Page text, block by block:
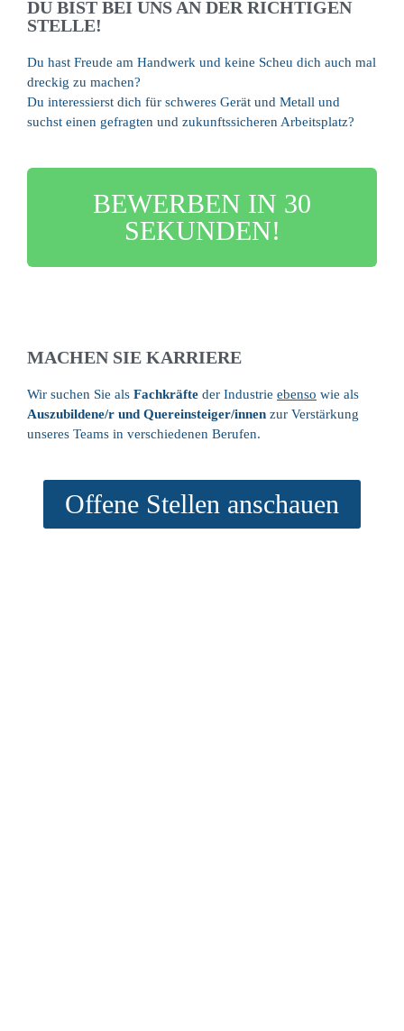
DU BIST BEI UNS AN DER RICHTIGEN
STELLE!
Du hast Freude am Handwerk und keine Scheu dich auch mal
dreckig zu machen?
Du interessierst dich für schweres Gerät und Metall und
suchst einen gefragten und zukunftssicheren Arbeitsplatz?
BEWERBEN IN 30
SEKUNDEN!
MACHEN SIE KARRIERE
Wir suchen Sie als Fachkräfte der Industrie ebenso wie als
Auszubildene/r und Quereinsteiger/innen zur Verstärkung
unseres Teams in verschiedenen Berufen.
Offene Stellen anschauen